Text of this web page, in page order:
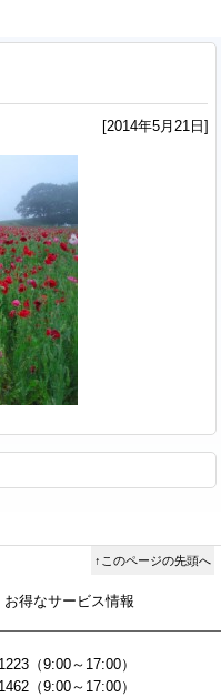
[2014年5月21日]
↑このページの先頭へ
お得なサービス情報
（9:00～17:00）
（9:00～17:00）